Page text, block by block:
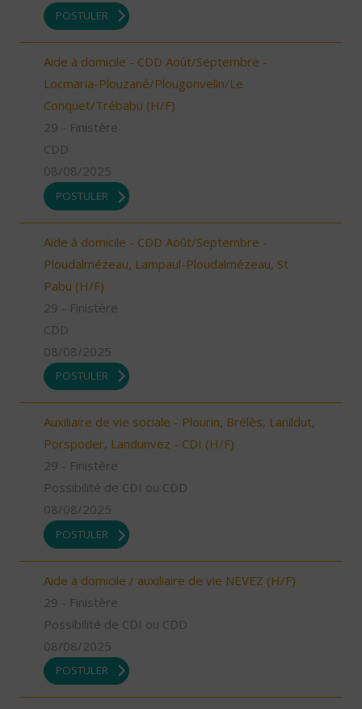
POSTULER
Aide à domicile - CDD Août/Septembre -
Locmaria-Plouzané/Plougonvelin/Le
Conquet/Trébabu (H/F)
29 - Finistère
CDD
08/08/2025
POSTULER
Aide à domicile - CDD Août/Septembre -
Ploudalmézeau, Lampaul-Ploudalmézeau, St
Pabu (H/F)
29 - Finistère
CDD
08/08/2025
POSTULER
Auxiliaire de vie sociale - Plourin, Brélès, Lanildut,
Porspoder, Landunvez - CDI (H/F)
29 - Finistère
Possibilité de CDI ou CDD
08/08/2025
POSTULER
Aide à domicile / auxiliaire de vie NEVEZ (H/F)
29 - Finistère
Possibilité de CDI ou CDD
08/08/2025
POSTULER